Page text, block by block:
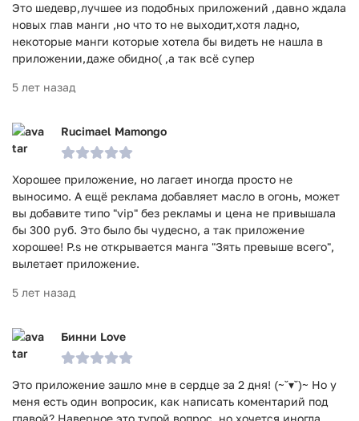
Это шедевр,лучшее из подобных приложений ,давно ждала
новых глав манги ,но что то не выходит,хотя ладно,
некоторые манги которые хотела бы видеть не нашла в
приложении,даже обидно( ,а так всё супер
5 лет назад
Rucimael Mamongo
Хорошее приложение, но лагает иногда просто не
выносимо. А ещё реклама добавляет масло в огонь, может
вы добавите типо "vip" без рекламы и цена не привышала
бы 300 руб. Это было бы чудесно, а так приложение
хорошее! P.s не открывается манга "Зять превыше всего",
вылетает приложение.
5 лет назад
Бинни Love
Это приложение зашло мне в сердце за 2 дня! (~˘▾˘)~ Но у
меня есть один вопросик, как написать коментарий под
главой? Наверное это тупой вопрос, но хочется иногда